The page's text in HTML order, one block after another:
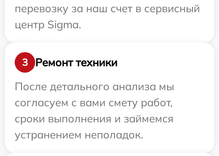
перевозку за наш счет в сервисный
центр Sigma.
3
Ремонт техники
После детального анализа мы
согласуем с вами смету работ,
сроки выполнения и займемся
устранением неполадок.